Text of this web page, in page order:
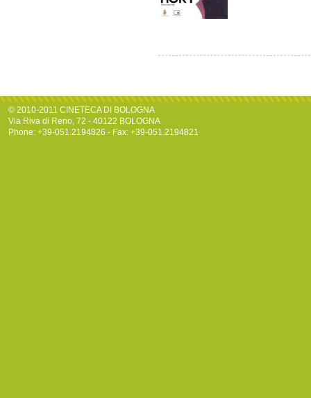
© 2010-2011 CINETECA DI BOLOGNA
Via Riva di Reno, 72 - 40122 BOLOGNA
Phone: +39-051.2194826 - Fax: +39-051.2194821